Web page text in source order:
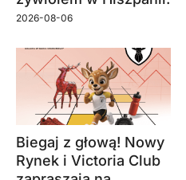
2026-08-06
Biegaj z głową! Nowy
Rynek i Victoria Club